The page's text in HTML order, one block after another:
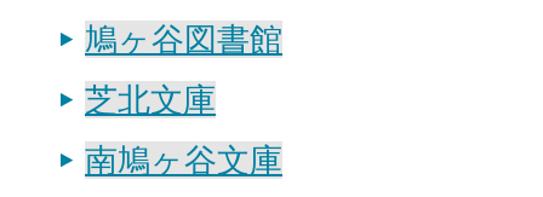
鳩ヶ谷図書館
芝北文庫
南鳩ヶ谷文庫